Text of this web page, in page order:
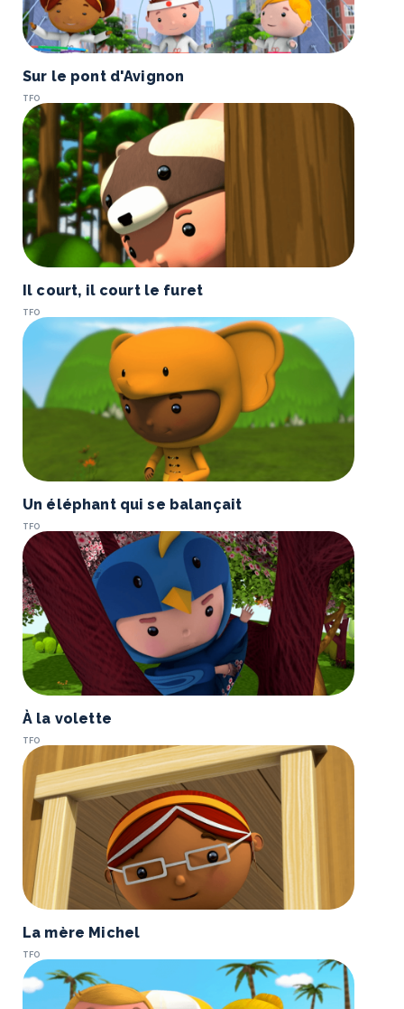
Sur le pont d'Avignon
TFO
Il court, il court le furet
TFO
Un éléphant qui se balançait
TFO
À la volette
TFO
La mère Michel
TFO